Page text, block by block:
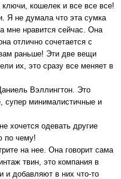
кошелек и все все все!
Я не думала что эта сумка
мне нравится сейчас. Она
отлично сочетается с
раньше! Эти две вещи
их, это сразу все меняет в
Вэллингтон. Это
супер минималистичные и
хочется одевать другие
по чему!
на нее. Она говорит сама
твин, это компания в
добавляют в них что-то